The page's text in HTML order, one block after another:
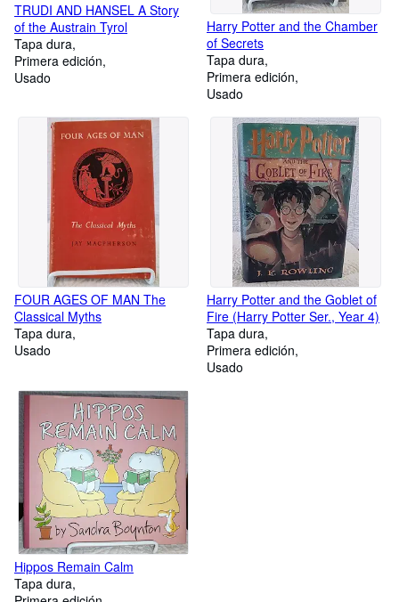
TRUDI AND HANSEL A Story
of the Austrain Tyrol
Tapa dura
Primera edición
Usado
Harry Potter and the Chamber
of Secrets
Tapa dura
Primera edición
Usado
FOUR AGES OF MAN The
Classical Myths
Tapa dura
Usado
Harry Potter and the Goblet of
Fire (Harry Potter Ser., Year 4)
Tapa dura
Primera edición
Usado
Hippos Remain Calm
Tapa dura